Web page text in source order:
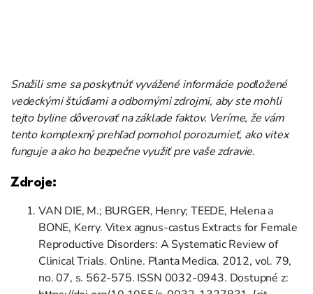
Snažili sme sa poskytnúť vyvážené informácie podložené
vedeckými štúdiami a odbornými zdrojmi, aby ste mohli
tejto byline dôverovať na základe faktov. Veríme, že vám
tento komplexný prehľad pomohol porozumieť, ako vitex
funguje a ako ho bezpečne využiť pre vaše zdravie.
Zdroje:
VAN DIE, M.; BURGER, Henry; TEEDE, Helena a
BONE, Kerry. Vitex agnus-castus Extracts for Female
Reproductive Disorders: A Systematic Review of
Clinical Trials. Online. Planta Medica. 2012, vol. 79,
no. 07, s. 562-575. ISSN 0032-0943. Dostupné z: